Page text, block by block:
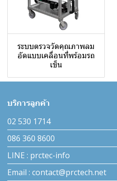
ระบบตรวจวัดคุณภาพลม
อัดแบบเคลื่อนที่พร้อมรถ
เข็น
บริการลูกค้า
02 530 1714
086 360 8600
LINE : prctec-info
Email : contact@prctech.net